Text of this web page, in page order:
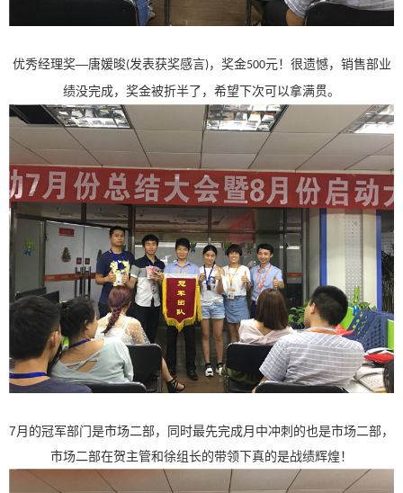
优秀经理奖—唐媛晙(发表获奖感言)，奖金500元！很遗憾，销售部业
绩没完成，奖金被折半了，希望下次可以拿满贯。
7月的冠军部门是市场二部，同时最先完成月中冲刺的也是市场二部，
市场二部在贺主管和徐组长的带领下真的是战绩辉煌！